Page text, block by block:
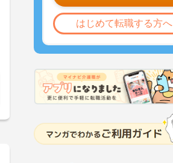
はじめて転職する方へ